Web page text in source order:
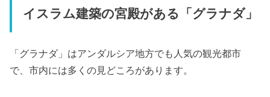
イスラム建築の宮殿がある「グラナダ」
「グラナダ」はアンダルシア地方でも人気の観光都市
で、市内には多くの見どころがあります。